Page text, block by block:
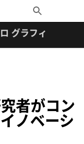
Toggle
Search
グラフィックス
者がコン
ノベーシ